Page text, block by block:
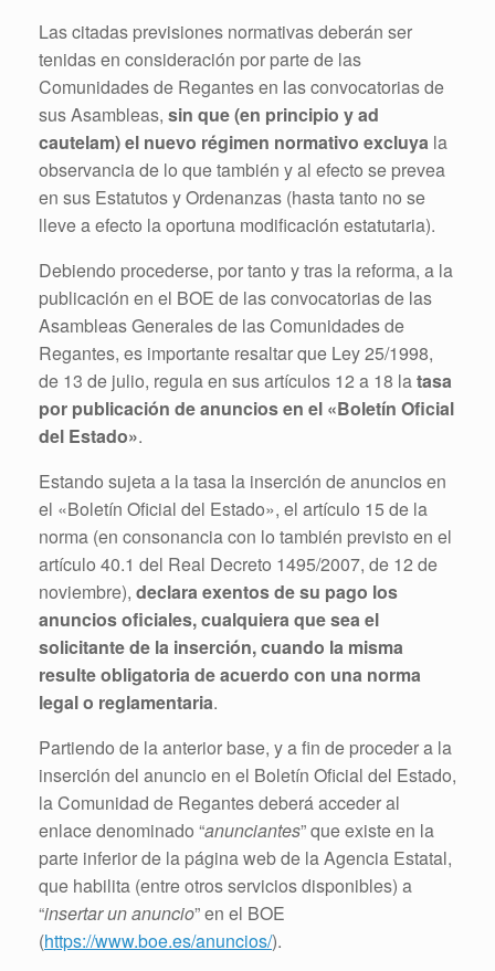
Las citadas previsiones normativas deberán ser
tenidas en consideración por parte de las
Comunidades de Regantes en las convocatorias de
sus Asambleas, sin que (en principio y ad
cautelam) el nuevo régimen normativo excluya la
observancia de lo que también y al efecto se prevea
en sus Estatutos y Ordenanzas (hasta tanto no se
lleve a efecto la oportuna modificación estatutaria).
Debiendo procederse, por tanto y tras la reforma, a la
publicación en el BOE de las convocatorias de las
Asambleas Generales de las Comunidades de
Regantes, es importante resaltar que Ley 25/1998,
de 13 de julio, regula en sus artículos 12 a 18 latasa
por publicación de anuncios en el «Boletín Oficial
del Estado».
Estando sujeta a la tasa la inserción de anuncios en
el «Boletín Oficial del Estado», el artículo 15 de la
norma (en consonancia con lo también previsto en el
artículo 40.1 del Real Decreto 1495/2007, de 12 de
noviembre), declara exentos de su pago los
anuncios oficiales, cualquiera que sea el
solicitante de la inserción, cuando la misma
resulte obligatoria de acuerdo con una norma
legal o reglamentaria.
Partiendo de la anterior base, y a fin de proceder a la
inserción del anuncio en el Boletín Oficial del Estado,
la Comunidad de Regantes deberá acceder al
enlace denominado “anunciantes” que existe en la
parte inferior de la página web de la Agencia Estatal,
que habilita (entre otros servicios disponibles) a
“insertar un anuncio” en el BOE
(https://www.boe.es/anuncios/).